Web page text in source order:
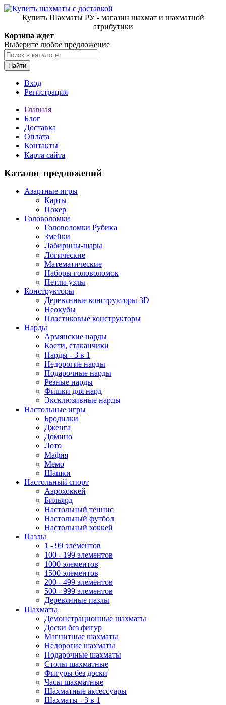
Купить Шахматы РУ - магазин шахмат и шахматной
атрибутики
Корзина ждет
Выберите любое предложение
Найти
Вход
Регистрация
Главная
Блог
Доставка
Оплата
Контакты
Карта сайта
Каталог предложений
Азартные игры
Карты
Покер
Головоломки
Головоломки Рубика
Змейки
Лабирины-шары
Логические
Математические
Наборы головоломок
Петли-узлы
Конструкторы
Деревянные конструкторы 3D
Неокубы
Пластиковые конструкторы
Нарды
Армянские нарды
Кости, стаканчики
Нарды - 3 в 1
Недорогие нарды
Подарочные нарды
Резные нарды
Фишки для нард
Эксклюзивные нарды
Настольные игры
Бродилки
Дженга
Домино
Лото
Мафия
Мемо
Шашки
Настольный спорт
Аэрохоккей
Бильярд
Настольный теннис
Настольный футбол
Настольный хоккей
Пазлы
1 - 99 элементов
100 - 199 элементов
1000 элементов
1500 элементов
200 - 499 элементов
500 - 999 элементов
Деревянные пазлы
Шахматы
Демонстрационные шахматы
Доски без фигур
Магнитные шахматы
Недорогие шахматы
Подарочные шахматы
Столы шахматные
Фигуры без доски
Часы шахматные
Шахматные аксессуары
Шахматы - 3 в 1